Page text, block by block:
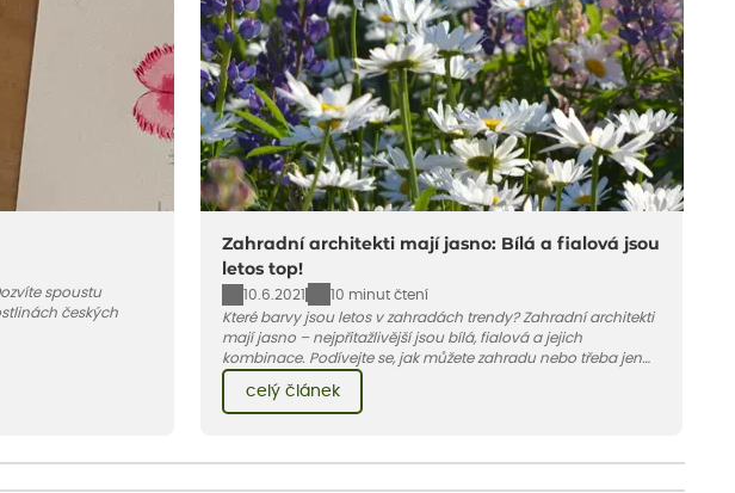
spoustu
českých
Zahradní architekti mají jasno: Bílá a fialová jsou
letos top!
10.6.2021
10 minut čtení
Které barvy jsou letos v zahradách trendy? Zahradní architekti
mají jasno – nejpřitažlivější jsou bílá, fialová a jejich
kombinace. Podívejte se, jak můžete zahradu nebo třeba jen
obléknout i vy.
celý článek